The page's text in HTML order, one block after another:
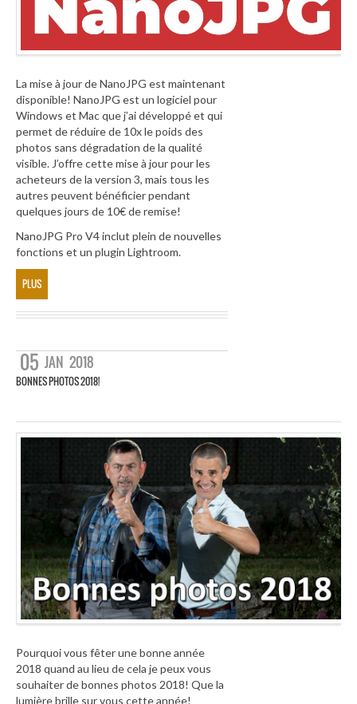
La mise à jour de NanoJPG est maintenant
disponible! NanoJPG est un logiciel pour
Windows et Mac que j’ai développé et qui
permet de réduire de 10x le poids des
photos sans dégradation de la qualité
visible. J’offre cette mise à jour pour les
acheteurs de la version 3, mais tous les
autres peuvent bénéficier pendant
quelques jours de 10€ de remise!
NanoJPG Pro V4 inclut plein de nouvelles
fonctions et un plugin Lightroom.
PLUS
05 JAN 2018
BONNES PHOTOS 2018!
Pourquoi vous fêter une bonne année
2018 quand au lieu de cela je peux vous
souhaiter de bonnes photos 2018! Que la
lumière brille sur vous cette année!